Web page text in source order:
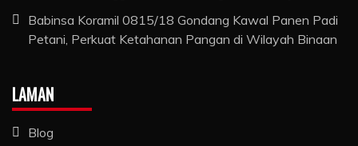
Babinsa Koramil 0815/18 Gondang Kawal Panen Padi
Petani, Perkuat Ketahanan Pangan di Wilayah Binaan
LAMAN
Blog